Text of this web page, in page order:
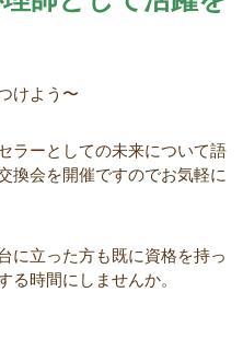
けよう〜
ラーとしての未来について語
換会を開催ですのでお気軽に
に立った方も既に資格を持っ
る時間にしませんか。